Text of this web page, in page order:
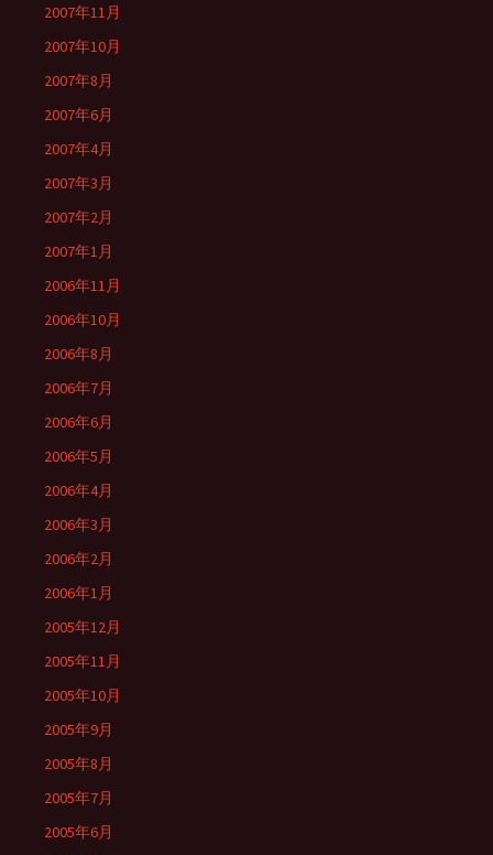
2007年11月
2007年10月
2007年8月
2007年6月
2007年4月
2007年3月
2007年2月
2007年1月
2006年11月
2006年10月
2006年8月
2006年7月
2006年6月
2006年5月
2006年4月
2006年3月
2006年2月
2006年1月
2005年12月
2005年11月
2005年10月
2005年9月
2005年8月
2005年7月
2005年6月